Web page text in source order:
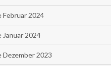
2024
2024
2023